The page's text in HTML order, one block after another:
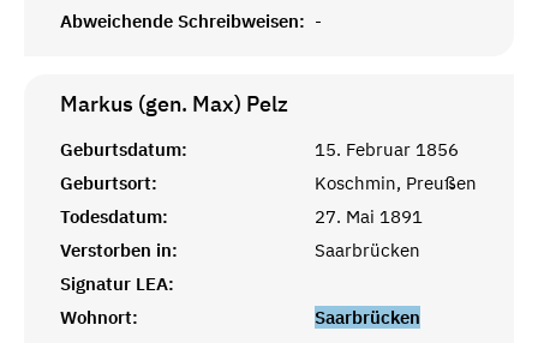
Abweichende Schreibweisen: -
Markus (gen. Max) Pelz
Geburtsdatum:
15. Februar 1856
Geburtsort:
Koschmin, Preußen
Todesdatum:
27. Mai 1891
Verstorben in:
Saarbrücken
Signatur LEA:
Wohnort:
Saarbrücken